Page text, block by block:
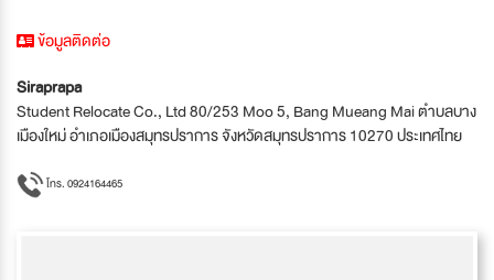
ข้อมูลติดต่อ
Siraprapa
Student Relocate Co., Ltd 80/253 Moo 5, Bang Mueang Mai ตำบลบาง
เมืองใหม่ อำเภอเมืองสมุทรปราการ จังหวัดสมุทรปราการ 10270 ประเทศไทย
โทร. 0924164465